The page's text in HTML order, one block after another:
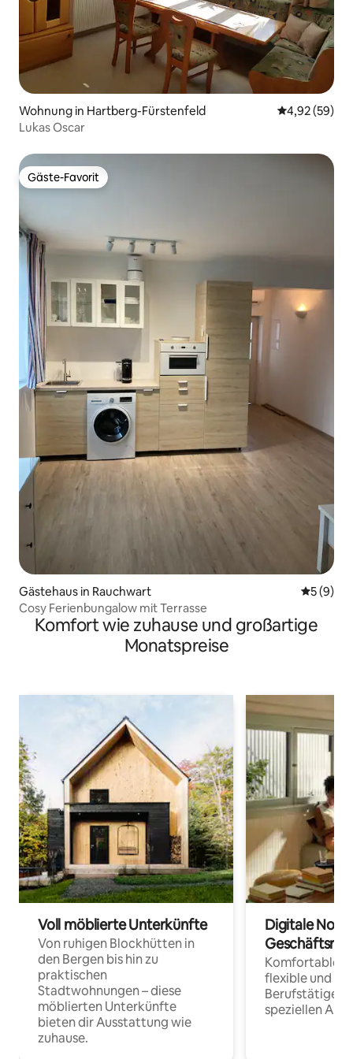
Wohnung in Hartberg-Fürstenfeld
4,92 (59)
Lukas Oscar
Gäste-Favorit
Gäste-Favorit
Gästehaus in Rauchwart
5 (9)
Cosy Ferienbungalow mit Terrasse
Komfort wie zuhause und großartige
Monatspreise
Voll möblierte Unterkünfte
Von ruhigen Blockhütten in
den Bergen bis hin zu
praktischen
Stadtwohnungen – diese
möblierten Unterkünfte
bieten dir Ausstattung wie
zuhause.
Digitale
Komfortable
flexible und
Berufstätige
speziellen